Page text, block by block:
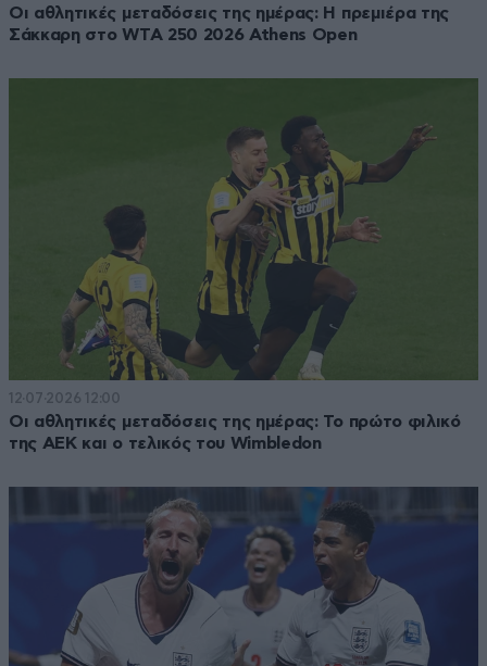
Οι αθλητικές μεταδόσεις της ημέρας: Η πρεμιέρα της
Σάκκαρη στο WTA 250 2026 Athens Open
12·07·2026 12:00
Οι αθλητικές μεταδόσεις της ημέρας: Το πρώτο φιλικό
της ΑΕΚ και ο τελικός του Wimbledon